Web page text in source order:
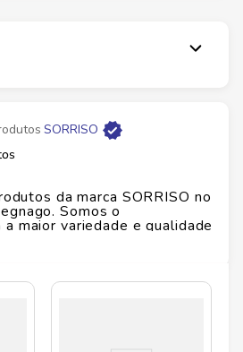
129620
7cm
SORRISO
da marca SORRISO no
Somos o
maior variedade e qualidade
, confira abaixo: